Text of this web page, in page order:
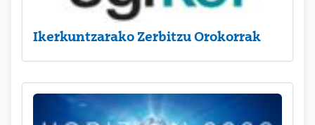
Ikerkuntzarako Zerbitzu Orokorrak